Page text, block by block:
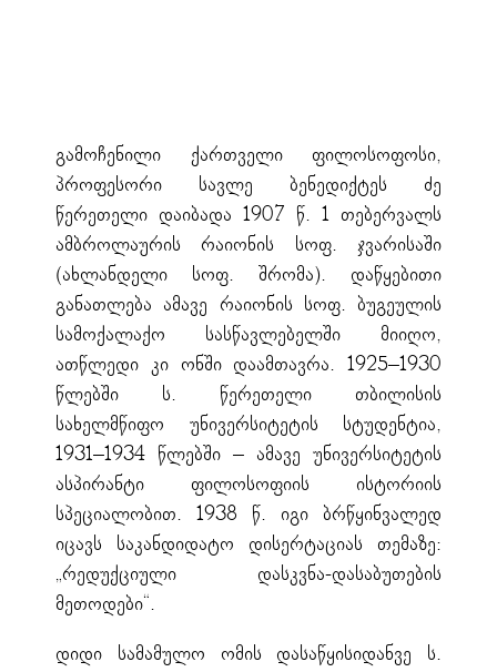
გამოჩენილი ქართველი ფილოსოფოსი,
პროფესორი სავლე ბენედიქტეს ძე
წერეთელი დაიბადა 1907 წ. 1 თებერვალს
ამბროლაურის რაიონის სოფ. ჯვარისაში
(ახლანდელი სოფ. შრომა). დაწყებითი
განათლება ამავე რაიონის სოფ. ბუგეულის
სამოქალაქო სასწავლებელში მიიღო,
ათწლედი კი ონში დაამთავრა. 1925–1930
წლებში ს. წერეთელი თბილისის
სახელმწიფო უნივერსიტეტის სტუდენტია,
1931–1934 წლებში – ამავე უნივერსიტეტის
ასპირანტი ფილოსოფიის ისტორიის
სპეციალობით. 1938 წ. იგი ბრწყინვალედ
იცავს საკანდიდატო დისერტაციას თემაზე:
„რედუქციული დასკვნა-დასაბუთების
მეთოდები“.
დიდი სამამულო ომის დასაწყისიდანვე ს.